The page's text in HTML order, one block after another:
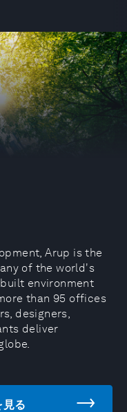
Arup is the
of the world's
environment
than 95 offices
designers,
deliver
る